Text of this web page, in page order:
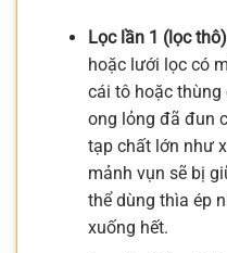
Lọc lần 1 (lọc
hoặc lưới lọc có
cái tô hoặc
ong lỏng đã đun
tạp chất lớn như
mảnh vụn sẽ bị
thể dùng thìa ép
xuống hết.